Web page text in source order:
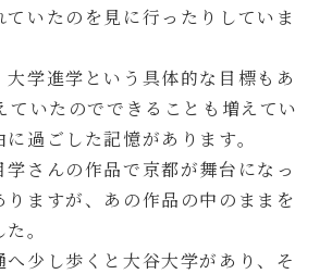
いたのを見に行ったりしていま
学進学という具体的な目標もあ
ていたのでできることも増えてい
過ごした記憶があります。
さんの作品で京都が舞台になっ
ますが、あの作品の中のままを
。
少し歩くと大谷大学があり、そ